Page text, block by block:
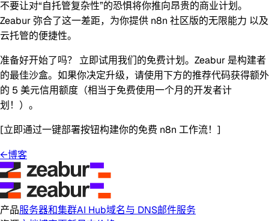
不要让对“自托管复杂性”的恐惧将你推向昂贵的商业计划。
Zeabur 弥合了这一差距，为你提供 n8n 社区版的无限能力 以及
云托管的便捷性。
准备好开始了吗？
立即试用我们的免费计划。Zeabur 是构建者
的最佳沙盒。如果你决定升级，请使用下方的推荐代码获得额外
的 5 美元信用额度 （相当于免费使用一个月的开发者计
划！）。
[立即通过一键部署按钮构建你的免费 n8n 工作流！]
←博客
产品服务器和集群AI Hub域名与 DNS邮件服务